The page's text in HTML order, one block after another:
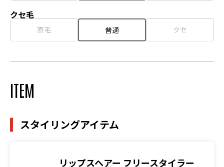
クセ毛
直毛 普通 クセ
ITEM
スタイリングアイテム
リップスヘアー フリースタイラー